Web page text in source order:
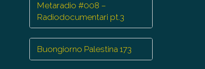
Metaradio #008 –
Radiodocumentari pt.3
Buongiorno Palestina 173